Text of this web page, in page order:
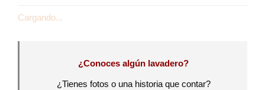
Cargando...
¿Conoces algún lavadero?
¿Tienes fotos o una historia que contar?